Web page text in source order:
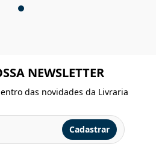
NEWSLETTER
das novidades da Livraria
Cadastrar